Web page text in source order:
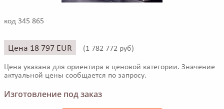
код 345 865
Цена 18 797 EUR (1 782 772 руб)
Цена указана для ориентира в ценовой категории. Значение
актуальной цены сообщается по запросу.
Изготовление под заказ